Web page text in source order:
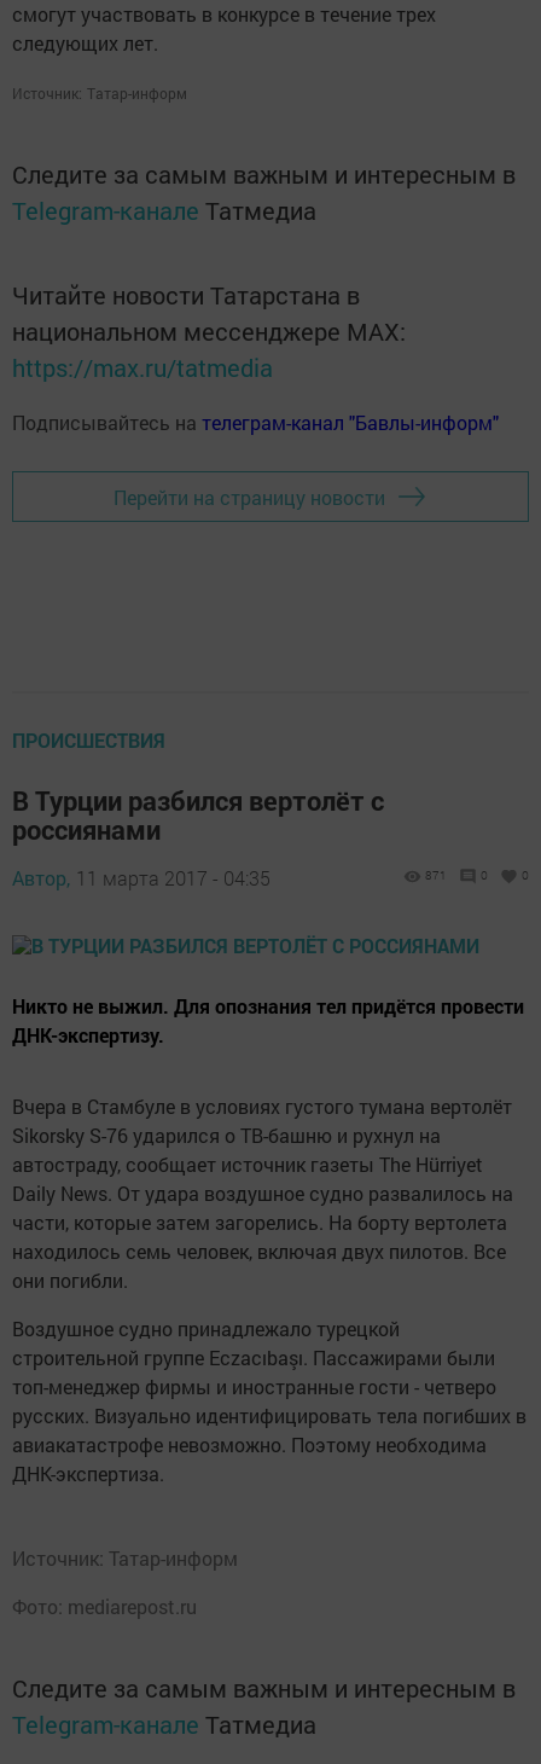
смогут участвовать в конкурсе в течение трех
следующих лет.
Источник: Татар-информ
Следите за самым важным и интересным в
Telegram-канале Татмедиа
Читайте новости Татарстана в
национальном мессенджере MАХ:
https://max.ru/tatmedia
Подписывайтесь на телеграм-канал "Бавлы-информ"
Перейти на страницу новости
ПРОИСШЕСТВИЯ
В Турции разбился вертолёт с
россиянами
Автор, 11 марта 2017 - 04:35 871 0 0
Никто не выжил. Для опознания тел придётся провести
ДНК-экспертизу.
Вчера в Стамбуле в условиях густого тумана вертолёт
Sikorsky S-76 ударился о ТВ-башню и рухнул на
автостраду, сообщает источник газеты The Hürriyet
Daily News. От удара воздушное судно развалилось на
части, которые затем загорелись. На борту вертолета
находилось семь человек, включая двух пилотов. Все
они погибли.
Воздушное судно принадлежало турецкой
строительной группе Eczacıbaşı. Пассажирами были
топ-менеджер фирмы и иностранные гости - четверо
русских. Визуально идентифицировать тела погибших в
авиакатастрофе невозможно. Поэтому необходима
ДНК-экспертиза.
Источник: Татар-информ
Фото: mediarepost.ru
Следите за самым важным и интересным в
Telegram-канале Татмедиа